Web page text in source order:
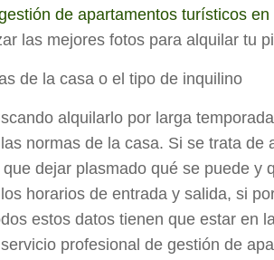
de apartamentos turísticos en
las mejores fotos para alquilar tu
de la casa o el tipo de inquilino
alquilarlo por larga
normas de la casa. Si se trata de
dejar plasmado qué se puede y
horarios de entrada y salida, si
estos datos tienen que estar en
profesional de gestión de